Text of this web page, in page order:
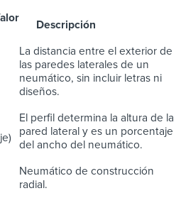
Descripción
La distancia entre el exterior de
las paredes laterales de un
neumático, sin incluir letras ni
diseños.
El perfil determina la altura de la
pared lateral y es un porcentaje
del ancho del neumático.
Neumático de construcción
radial.